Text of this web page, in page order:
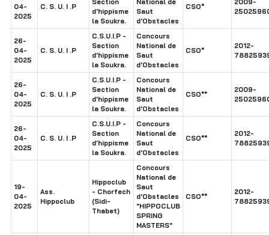
04-
2025
C. S. U. I .P
d'hippisme
la Soukra.
Saut
d'Obstacles
CSO*
26-
04-
2025
C. S. U. I .P
C.S.U.I.P -
Section
d'hippisme
la Soukra.
Concours
National de
Saut
d'Obstacles
CSO*
2012-
26-
04-
2025
C. S. U. I .P
C.S.U.I.P -
Section
d'hippisme
la Soukra.
Concours
National de
Saut
d'Obstacles
CSO**
2009-
26-
04-
2025
C. S. U. I .P
C.S.U.I.P -
Section
d'hippisme
la Soukra.
Concours
National de
Saut
d'Obstacles
CSO**
2012-
19-
04-
2025
Ass.
Hippoclub
Hippoclub
- Chorfech
(Sidi-
Thabet)
Concours
National de
Saut
d'Obstacles
"HIPPOCLUB
SPRING
MASTERS"
CSO**
2012-